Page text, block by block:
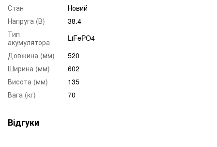
Стан
Новий
Напруга (В)
38.4
Тип
акумулятора
LiFePO4
Довжина (мм)
520
Ширина (мм)
602
Висота (мм)
135
Вага (кг)
70
Відгуки